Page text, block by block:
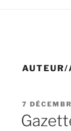
PUBLIÉ
LE
7